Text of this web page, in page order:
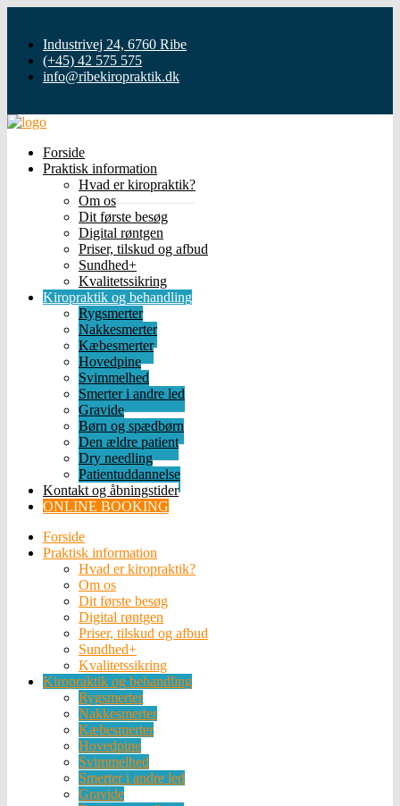
Industrivej 24, 6760 Ribe
(+45) 42 575 575
info@ribekiropraktik.dk
Forside
Praktisk information
Hvad er kiropraktik?
Om os
Dit første besøg
Digital røntgen
Priser, tilskud og afbud
Sundhed+
Kvalitetssikring
Kiropraktik og behandling
Rygsmerter
Nakkesmerter
Kæbesmerter
Hovedpine
Svimmelhed
Smerter i andre led
Gravide
Børn og spædbørn
Den ældre patient
Dry needling
Patientuddannelse
Kontakt og åbningstider
ONLINE BOOKING
Forside
Praktisk information
Hvad er kiropraktik?
Om os
Dit første besøg
Digital røntgen
Priser, tilskud og afbud
Sundhed+
Kvalitetssikring
Kiropraktik og behandling
Rygsmerter
Nakkesmerter
Kæbesmerter
Hovedpine
Svimmelhed
Smerter i andre led
Gravide